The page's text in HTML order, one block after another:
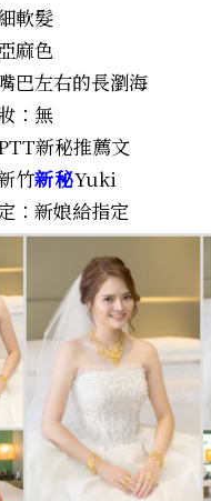
軟髮
麻色
巴左右的長瀏海
：無
新秘推薦文
竹新秘Yuki
：新娘給指定